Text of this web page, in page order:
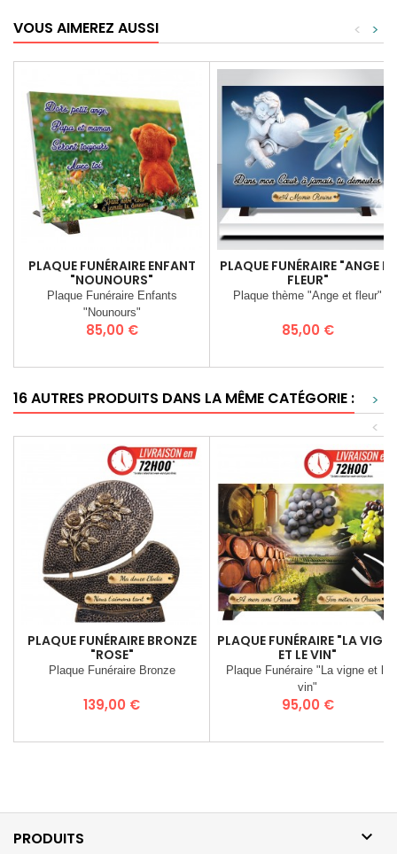
VOUS AIMEREZ AUSSI >
<
PLAQUE FUNÉRAIRE ENFANT
"NOUNOURS"
Plaque Funéraire Enfants
"Nounours"
Prix
85,00 €
PLAQUE FUNÉRAIRE "ANGE ET
FLEUR"
Plaque thème "Ange et fleur"
Prix
85,00 €
16 AUTRES PRODUITS DANS LA MÊME CATÉGORIE :
>
<
PLAQUE FUNÉRAIRE BRONZE
"ROSE"
Plaque Funéraire Bronze
Prix
139,00 €
PLAQUE FUNÉRAIRE "LA VIGNE
ET LE VIN"
Plaque Funéraire "La vigne et le
vin"
Prix
95,00 €
PRODUITS 